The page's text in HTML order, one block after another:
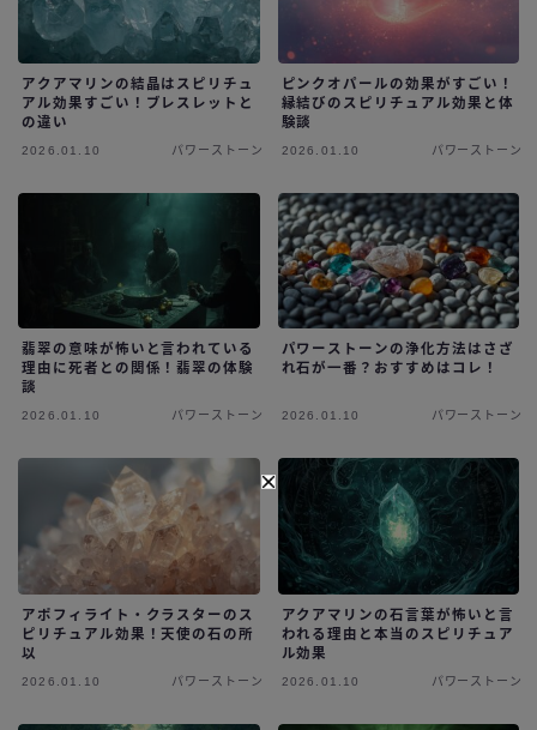
アクアマリンの結晶はスピリチュ
アル効果すごい！ブレスレットと
の違い
2026.01.10 パワーストーン
ピンクオパールの効果がすごい！
縁結びのスピリチュアル効果と体
験談
2026.01.10 パワーストーン
翡翠の意味が怖いと言われている
理由に死者との関係！翡翠の体験
談
2026.01.10 パワーストーン
パワーストーンの浄化方法はさざ
れ石が一番？おすすめはコレ！
2026.01.10 パワーストーン
アポフィライト・クラスターのス
ピリチュアル効果！天使の石の所
以
2026.01.10 パワーストーン
アクアマリンの石言葉が怖いと言
われる理由と本当のスピリチュア
ル効果
2026.01.10 パワーストーン